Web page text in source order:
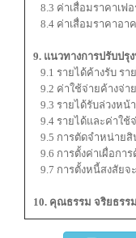
8.3 ค่าเสื่อมราคาเฟ
8.4 ค่าเสื่อมราคาอา
9. แนวทางการปรับป
9.1 รายได้ค้างรับ รา
9.2 ค่าใช้จ่ายค้างจ่า
9.3 รายได้รับล่วงหน้า
9.4 รายได้และค่าใ
9.5 การตัดจำหน่าย
9.6 การตั้งค่าเผื่อกา
9.7 การตั้งหนี้สงสัย
10. คุณธรรม จริยธร